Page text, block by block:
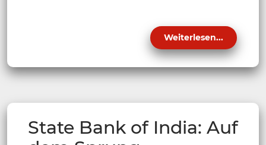
Weiterlesen...
State Bank of India: Auf